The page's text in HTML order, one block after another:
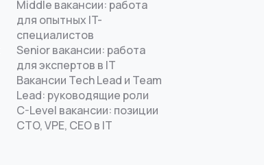
Middle вакансии: работа
для опытных IT-
специалистов
Senior вакансии: работа
для экспертов в IT
Вакансии Tech Lead и Team
Lead: руководящие роли
C-Level вакансии: позиции
CTO, VPE, CEO в IT